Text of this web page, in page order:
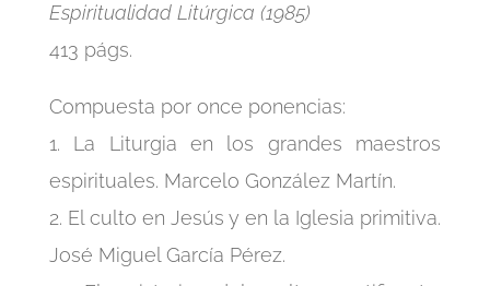
Espiritualidad Litúrgica (1985)
413 págs.
Compuesta por once ponencias:
1. La Liturgia en los grandes maestros
espirituales. Marcelo González Martín.
2. El culto en Jesús y en la Iglesia primitiva.
José Miguel García Pérez.